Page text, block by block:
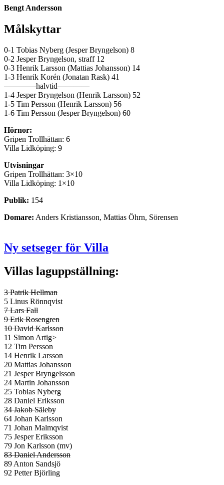
Bengt Andersson
Målskyttar
0-1 Tobias Nyberg (Jesper Bryngelson) 8
0-2 Jesper Bryngelson, straff 12
0-3 Henrik Larsson (Mattias Johansson) 14
1-3 Henrik Korén (Jonatan Rask) 41
————halvtid————
1-4 Jesper Bryngelson (Henrik Larsson) 52
1-5 Tim Persson (Henrik Larsson) 56
1-6 Tim Persson (Jesper Bryngelson) 60
Hörnor:
Gripen Trollhättan: 6
Villa Lidköping: 9
Utvisningar
Gripen Trollhättan: 3×10
Villa Lidköping: 1×10
Publik: 154
Domare: Anders Kristiansson, Mattias Öhrn, Sörensen
Ny setseger för Villa
Villas laguppställning:
3 Patrik Hellman
5 Linus Rönnqvist
7 Lars Fall
9 Erik Rosengren
10 David Karlsson
11 Simon Artig>
12 Tim Persson
14 Henrik Larsson
20 Mattias Johansson
21 Jesper Bryngelsson
24 Martin Johansson
25 Tobias Nyberg
28 Daniel Eriksson
34 Jakob Säleby
64 Johan Karlsson
71 Johan Malmqvist
75 Jesper Eriksson
79 Jon Karlsson (mv)
83 Daniel Andersson
89 Anton Sandsjö
92 Petter Björling